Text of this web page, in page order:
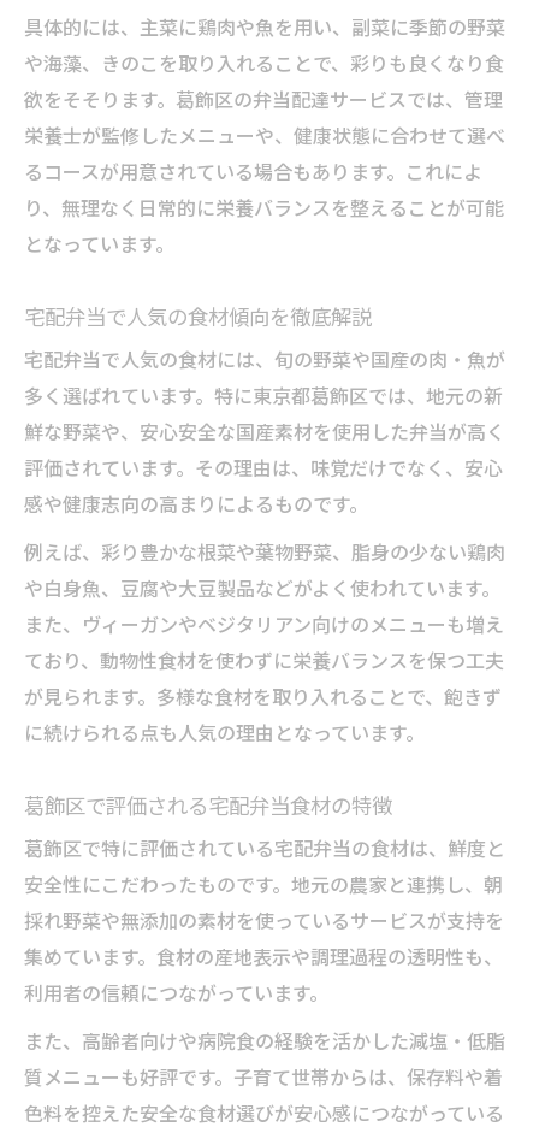
宅配弁当で実現するバランス食の魅力
葛飾区宅配弁当のこだわり食材を体験
毎日の健康を支える宅配弁当食材の工夫
食材選定で差がつく宅配弁当の楽しみ方
宅配弁当食材の選び方で楽しさが変わる理
由
味の変化を楽しむ宅配弁当食材の工夫
宅配弁当の食材で日々の食卓を豊かに
選ぶ楽しみが広がる宅配弁当の食材選定
具体的には、主菜に鶏肉や魚を用い、副菜に季節の野菜
や海藻、きのこを取り入れることで、彩りも良くなり食
欲をそそります。葛飾区の弁当配達サービスでは、管理
栄養士が監修したメニューや、健康状態に合わせて選べ
るコースが用意されている場合もあります。これによ
り、無理なく日常的に栄養バランスを整えることが可能
となっています。
宅配弁当で人気の食材傾向を徹底解説
宅配弁当で人気の食材には、旬の野菜や国産の肉・魚が
多く選ばれています。特に東京都葛飾区では、地元の新
鮮な野菜や、安心安全な国産素材を使用した弁当が高く
評価されています。その理由は、味覚だけでなく、安心
感や健康志向の高まりによるものです。
例えば、彩り豊かな根菜や葉物野菜、脂身の少ない鶏肉
や白身魚、豆腐や大豆製品などがよく使われています。
また、ヴィーガンやベジタリアン向けのメニューも増え
ており、動物性食材を使わずに栄養バランスを保つ工夫
が見られます。多様な食材を取り入れることで、飽きず
に続けられる点も人気の理由となっています。
葛飾区で評価される宅配弁当食材の特徴
葛飾区で特に評価されている宅配弁当の食材は、鮮度と
安全性にこだわったものです。地元の農家と連携し、朝
採れ野菜や無添加の素材を使っているサービスが支持を
集めています。食材の産地表示や調理過程の透明性も、
利用者の信頼につながっています。
また、高齢者向けや病院食の経験を活かした減塩・低脂
質メニューも好評です。子育て世帯からは、保存料や着
色料を控えた安全な食材選びが安心感につながっている